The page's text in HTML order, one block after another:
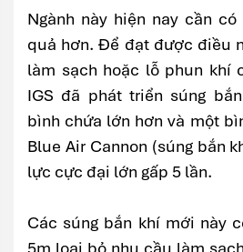
Ngành này hiện nay cần
quả hơn. Để đạt được điều
làm sạch hoặc lỗ phun khí
IGS đã phát triển súng
bình chứa lớn hơn và một
Blue Air Cannon (súng bắn
lực cực đại lớn gấp 5 lần.
Các súng bắn khí mới này